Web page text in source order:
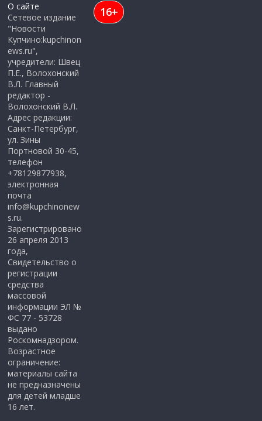
О сайте
Сетевое издание
"Новости
Купчино:kupchinon
ews.ru",
учредители: Швец
П.Е., Волохонский
В.Л. Главный
редактор -
Волохонский В.Л.
Адрес редакции:
Санкт-Петербург,
ул. Зины
Портновой 30-45,
телефон
+78129877938,
электронная
почта
info@kupchinonew
s.ru.
Зарегистрировано
26 апреля 2013
года,
Свидетельство о
регистрации
средства
массовой
информации ЭЛ №
ФС 77 - 53728
выдано
Роскомнадзором.
Возрастное
ограничение:
материалы сайта
не предназначены
для детей младше
16 лет.
16+